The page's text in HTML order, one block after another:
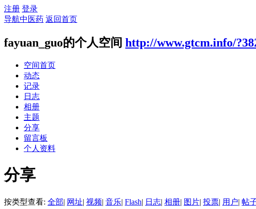
注册 登录
导航中医药 返回首页
fayuan_guo的个人空间 http://www.gtcm.info/
空间首页
动态
记录
日志
相册
主题
分享
留言板
个人资料
分享
按类型查看: 全部| 网址| 视频| 音乐| Flash| 日志| 相册| 图片| 投票| 用户| 帖